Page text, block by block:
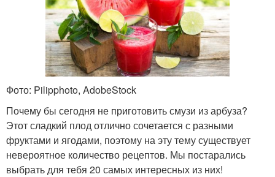
Фото: Pilipphoto, AdobeStock
Почему бы сегодня не приготовить смузи из арбуза?
Этот сладкий плод отлично сочетается с разными
фруктами и ягодами, поэтому на эту тему существует
невероятное количество рецептов. Мы постарались
выбрать для тебя 20 самых интересных из них!